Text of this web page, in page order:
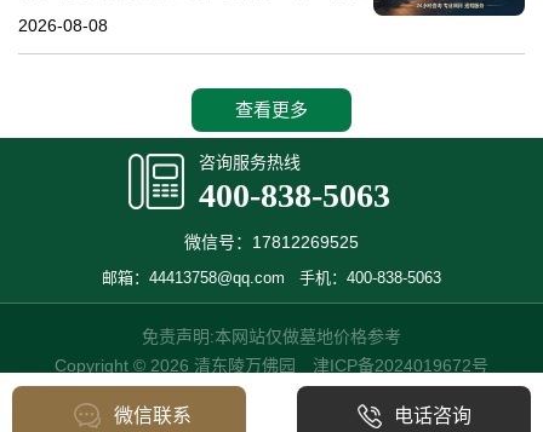
陵万佛园电话:400-838-5063清东陵万佛园，作
2026-08-08
查看更多
咨询服务热线
400-838-5063
微信号：17812269525
邮箱：44413758@qq.com 手机：400-838-5063
免责声明:本网站仅做墓地价格参考
Copyright © 2026 清东陵万佛园 津ICP备2024019672号
微信联系 电话咨询